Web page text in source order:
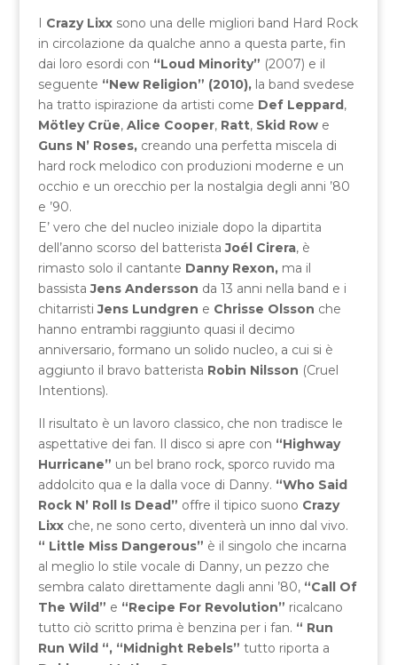
I Crazy Lixx sono una delle migliori band Hard Rock
in circolazione da qualche anno a questa parte, fin
dai loro esordi con “Loud Minority” (2007) e il
seguente “New Religion” (2010),la band svedese
ha tratto ispirazione da artisti come Def Leppard,
Mötley Crüe, Alice Cooper, Ratt, Skid Rowe
Guns N’ Roses, creando una perfetta miscela di
hard rock melodico con produzioni moderne e un
occhio e un orecchio per la nostalgia degli anni ’80
e ’90.
E’ vero che del nucleo iniziale dopo la dipartita
dell’anno scorso del batterista Joél Cirera, è
rimasto solo il cantante Danny Rexon,ma il
bassista Jens Andersson da 13 anni nella band e i
chitarristi Jens Lundgren e Chrisse Olsson che
hanno entrambi raggiunto quasi il decimo
anniversario, formano un solido nucleo, a cui si è
aggiunto il bravo batterista Robin Nilsson (Cruel
Intentions).
Il risultato è un lavoro classico, che non tradisce le
aspettative dei fan. Il disco si apre con “Highway
Hurricane” un bel brano rock, sporco ruvido ma
addolcito qua e la dalla voce di Danny. “Who Said
Rock N’ Roll Is Dead” offre il tipico suono Crazy
Lixxche, ne sono certo, diventerà un inno dal vivo.
“ Little Miss Dangerous” è il singolo che incarna
al meglio lo stile vocale di Danny, un pezzo che
sembra calato direttamente dagli anni ’80, “Call Of
The Wild” e “Recipe For Revolution” ricalcano
tutto ciò scritto prima è benzina per i fan. “ Run
Run Wild “, “Midnight Rebels” tutto riporta a